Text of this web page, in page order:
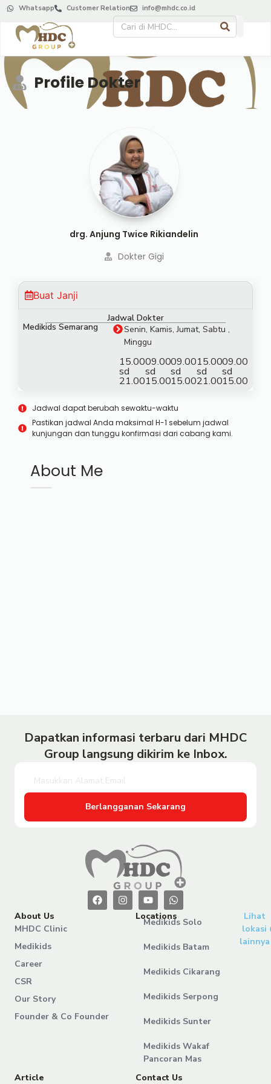
Whatsapp Customer Relation info@mhdc.co.id
Profile Dokter
drg. Anjung Twice Rikiandelin
Dokter Gigi
Buat Janji
Jadwal Dokter
Medikids Semarang
Senin, Kamis, Jumat, Sabtu ,
Minggu
15.00
sd
21.00
09.00
sd
15.00
09.00
sd
15.00
15.00
sd
21.00
09.00
sd
15.00
Jadwal dapat berubah sewaktu-waktu
Pastikan jadwal Anda maksimal H-1 sebelum jadwal
kunjungan dan tunggu konfirmasi dari cabang kami.
About Me
Dapatkan informasi terbaru dari MHDC
Group langsung dikirim ke Inbox.
Berlangganan Sekarang
About Us
MHDC Clinic
Medikids
Career
CSR
Our Story
Founder & Co Founder
Locations
Medikids Solo
Medikids Batam
Medikids Cikarang
Medikids Serpong
Medikids Sunter
Medikids Wakaf
Pancoran Mas
Lihat
lokasi
lainnya
Article Contact Us